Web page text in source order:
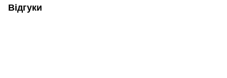
Відгуки